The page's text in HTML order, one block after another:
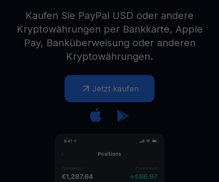
Kaufen Sie PayPal USD oder andere
Kryptowährungen per Bankkarte, Apple
Pay, Banküberweisung oder anderen
Kryptowährungen.
Jetzt kaufen